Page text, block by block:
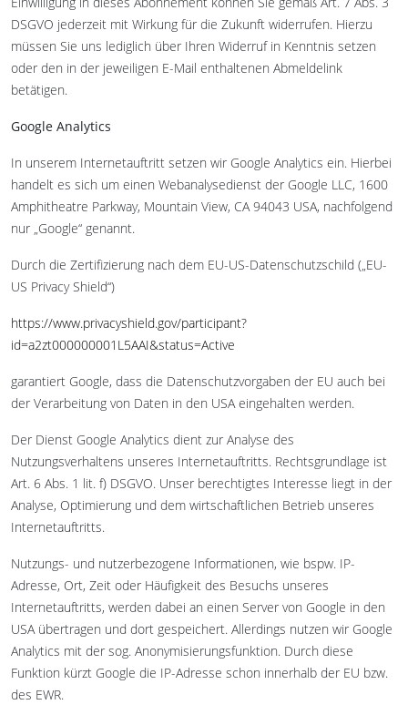
DSGVO jederzeit mit Wirkung für die Zukunft widerrufen. Hierzu
müssen Sie uns lediglich über Ihren Widerruf in Kenntnis setzen
oder den in der jeweiligen E-Mail enthaltenen Abmeldelink
betätigen.
Google Analytics
In unserem Internetauftritt setzen wir Google Analytics ein. Hierbei
handelt es sich um einen Webanalysedienst der Google LLC, 1600
Amphitheatre Parkway, Mountain View, CA 94043 USA, nachfolgend
nur „Google“ genannt.
Durch die Zertifizierung nach dem EU-US-Datenschutzschild („EU-
US Privacy Shield“)
https://www.privacyshield.gov/participant?
id=a2zt000000001L5AAI&status=Active
garantiert Google, dass die Datenschutzvorgaben der EU auch bei
der Verarbeitung von Daten in den USA eingehalten werden.
Der Dienst Google Analytics dient zur Analyse des
Nutzungsverhaltens unseres Internetauftritts. Rechtsgrundlage ist
Art. 6 Abs. 1 lit. f) DSGVO. Unser berechtigtes Interesse liegt in der
Analyse, Optimierung und dem wirtschaftlichen Betrieb unseres
Internetauftritts.
Nutzungs- und nutzerbezogene Informationen, wie bspw. IP-
Adresse, Ort, Zeit oder Häufigkeit des Besuchs unseres
Internetauftritts, werden dabei an einen Server von Google in den
USA übertragen und dort gespeichert. Allerdings nutzen wir Google
Analytics mit der sog. Anonymisierungsfunktion. Durch diese
Funktion kürzt Google die IP-Adresse schon innerhalb der EU bzw.
des EWR.